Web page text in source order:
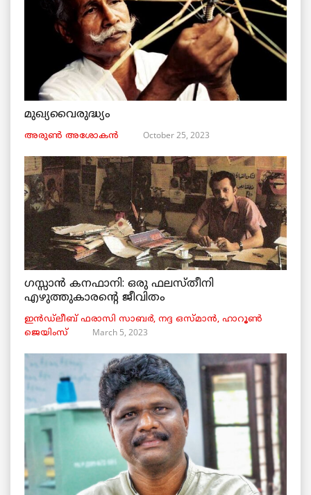
മുഖ്യവൈരുദ്ധ്യം
അരുണ്‍ അശോകൻ October 25, 2023
ഗസ്സാൻ കനഫാനി: ഒരു ഫലസ്തീനി
എഴുത്തുകാരന്റെ ജീവിതം
ഇൻഡ്ലീബ് ​​ഫരാസി സാബർ, നദ്ദ ഒസ്മാൻ, ഹാറൂൺ
ജെയിംസ്
March 5, 2023